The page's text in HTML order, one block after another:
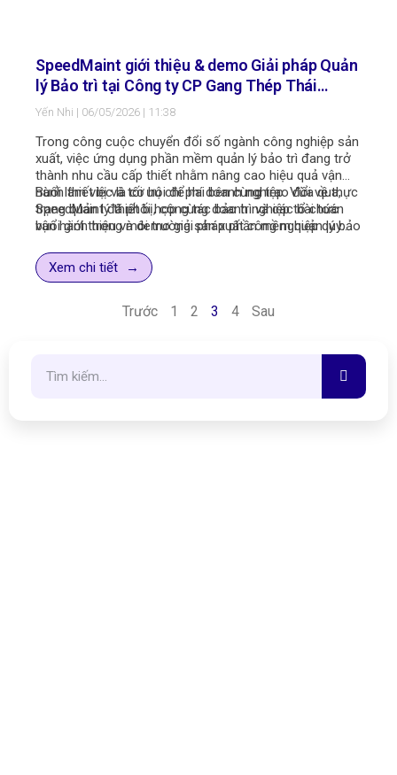
SpeedMaint giới thiệu & demo Giải pháp Quản
lý Bảo trì tại Công ty CP Gang Thép Thái
Nguyên – Xí nghiệp Năng lượng
Yến Nhi 06/05/2026 11:38
Trong công cuộc chuyển đổi số ngành công nghiệp sản
xuất, việc ứng dụng phần mềm quản lý bảo trì đang trở
thành nhu cầu cấp thiết nhằm nâng cao hiệu quả vận
hành thiết bị và tối ưu chi phí doanh nghiệp. Vừa qua,
SpeedMaint đã phối hợp cùng doanh nghiệp tổ chức
buổi giới thiệu và demo giải pháp phần mềm quản lý bảo
Nguyên – Xí nghiệp Năng lượng.
Buổi làm việc là cơ hội để hai bên cùng trao đổi về thực
trạng quản lý thiết bị, công tác bảo trì và các bài toán
vận hành trong môi trường sản xuất công nghiệp quy
tính ổn định, độ an toàn và độ sẵn sàng vận hành cao.
Xem chi tiết
Trước 1 2 3 4 Sau